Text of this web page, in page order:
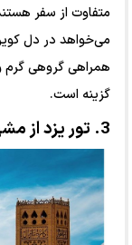
متفاوت از سفر
می‌خواهد در دل
همراهی گروهی گرم
گزینه است.
3. تور یزد از مشهد